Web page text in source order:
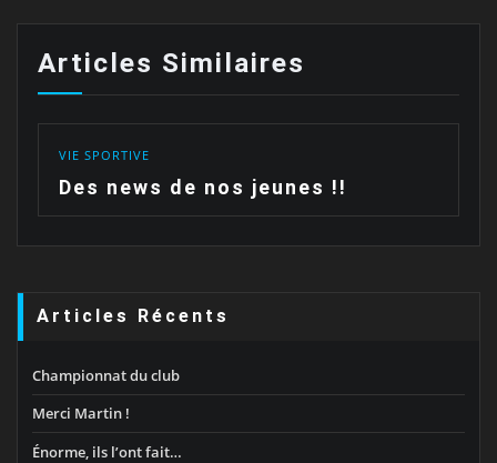
Articles Similaires
VIE SPORTIVE
Des news de nos jeunes !!
Articles Récents
Championnat du club
Merci Martin !
Énorme, ils l’ont fait…